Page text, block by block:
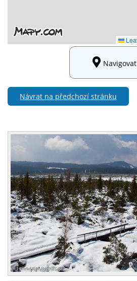
Navigovat
Návrat na předchozí stránku